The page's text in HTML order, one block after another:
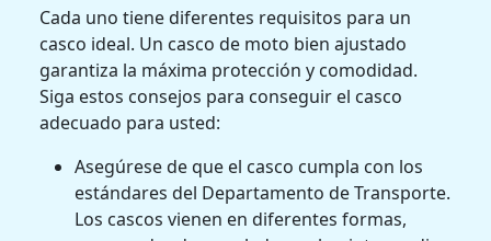
Cada uno tiene diferentes requisitos para un
casco ideal. Un casco de moto bien ajustado
garantiza la máxima protección y comodidad.
Siga estos consejos para conseguir el casco
adecuado para usted:
Asegúrese de que el casco cumpla con los
estándares del Departamento de Transporte.
Los cascos vienen en diferentes formas,